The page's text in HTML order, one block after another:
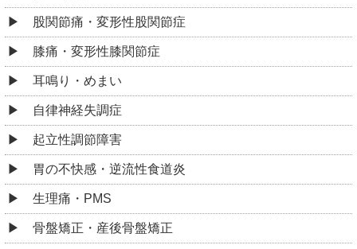
股関節痛・変形性股関節症
膝痛・変形性膝関節症
耳鳴り・めまい
自律神経失調症
起立性調節障害
胃の不快感・逆流性食道炎
生理痛・PMS
骨盤矯正・産後骨盤矯正